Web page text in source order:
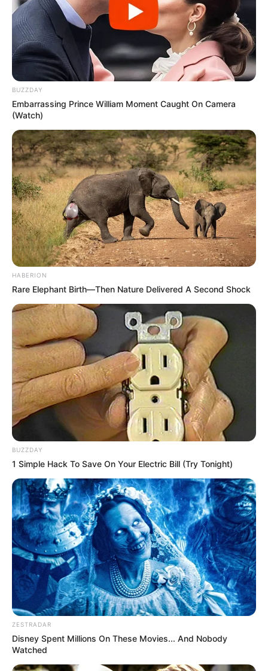
BUZZDAY
Embarrassing Prince William Moment Caught On Camera
(Watch)
HABERION
Rare Elephant Birth—Then Nature Delivered A Second Shock
BUZZDAY
1 Simple Hack To Save On Your Electric Bill (Try Tonight)
ZESTRADAR
Disney Spent Millions On These Movies... And Nobody
Watched